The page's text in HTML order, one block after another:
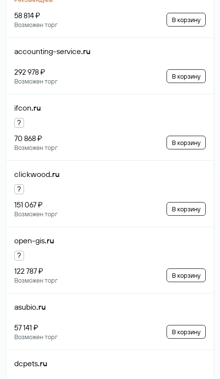
58 814 ₽
Возможен торг
В корзину
accounting-service.ru
292 978 ₽
Возможен торг
В корзину
ifcon.ru
?
70 868 ₽
Возможен торг
В корзину
clickwood.ru
?
151 067 ₽
Возможен торг
В корзину
open-gis.ru
?
122 787 ₽
Возможен торг
В корзину
asubio.ru
57 141 ₽
Возможен торг
В корзину
dcpets.ru